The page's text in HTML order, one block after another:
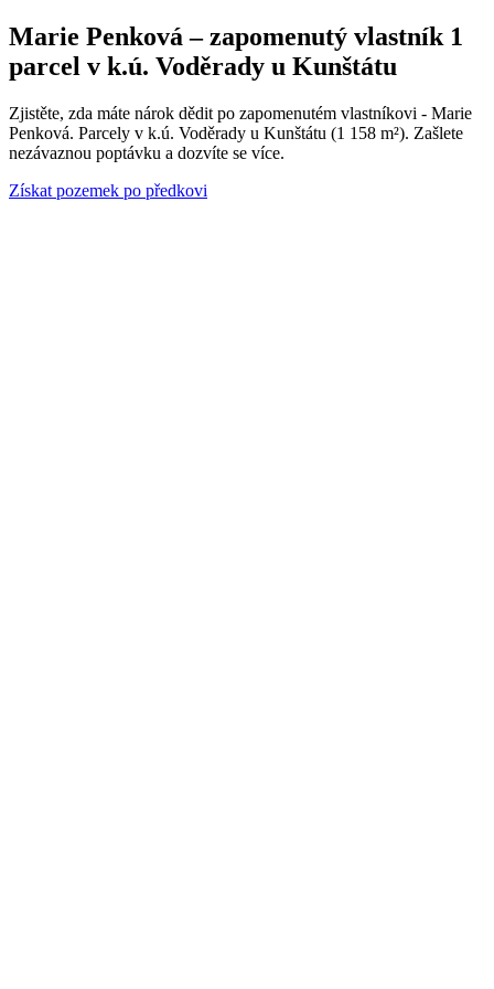
Marie Penková – zapomenutý vlastník 1
parcel v k.ú. Voděrady u Kunštátu
Zjistěte, zda máte nárok dědit po zapomenutém vlastníkovi - Marie
Penková. Parcely v k.ú. Voděrady u Kunštátu (1 158 m²). Zašlete
nezávaznou poptávku a dozvíte se více.
Získat pozemek po předkovi